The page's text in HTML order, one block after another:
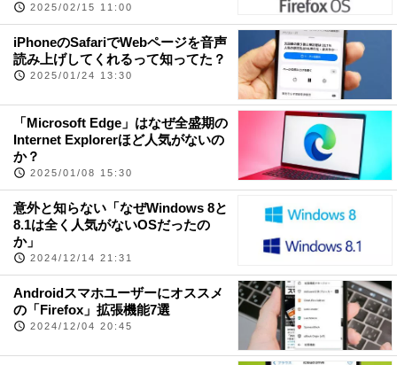
2025/02/15 11:00
iPhoneのSafariでWebページを音声
読み上げしてくれるって知ってた？
2025/01/24 13:30
「Microsoft Edge」はなぜ全盛期の
Internet Explorerほど人気がないの
か？
2025/01/08 15:30
意外と知らない「なぜWindows 8と
8.1は全く人気がないOSだったの
か」
2024/12/14 21:31
Androidスマホユーザーにオススメ
の「Firefox」拡張機能7選
2024/12/04 20:45